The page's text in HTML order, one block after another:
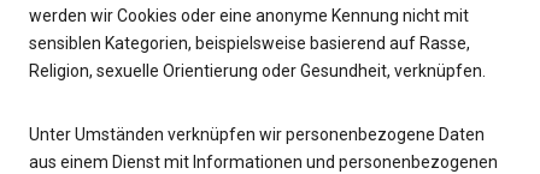
werden wir Cookies oder eine anonyme Kennung nicht mit
sensiblen Kategorien, beispielsweise basierend auf Rasse,
Religion, sexuelle Orientierung oder Gesundheit, verknüpfen.
Unter Umständen verknüpfen wir personenbezogene Daten
aus einem Dienst mit Informationen und personenbezogenen